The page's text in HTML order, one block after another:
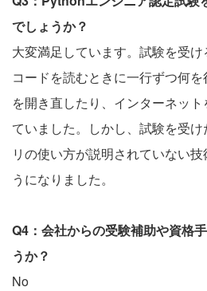
でしょうか？
大変満足しています。試験を受
コードを読むときに一行ずつ何
を開き直したり、インターネッ
ていました。しかし、試験を受
リの使い方が説明されていない
うになりました。
Q4：会社からの受験補助や資格
うか？
No